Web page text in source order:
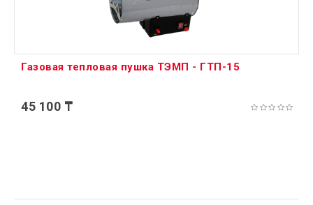
Газовая тепловая пушка ТЭМП - ГТП-15
45 100 ₸